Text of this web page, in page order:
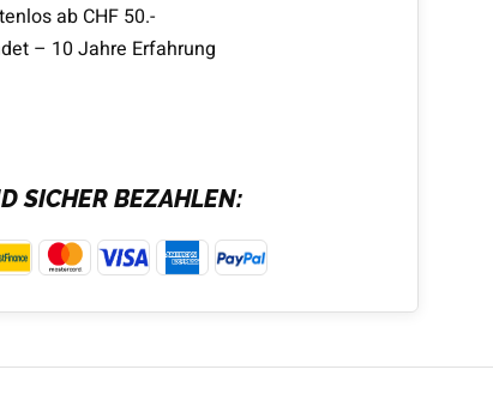
ab CHF 50.-
– 10 Jahre Erfahrung
SICHER BEZAHLEN: